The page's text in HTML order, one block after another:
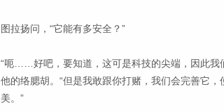
图拉扬问，“它能有多安全？”
“呃……好吧，要知道，这可是科技的尖端，因此我
他的络腮胡。“但是我敢跟你打赌，我们会完善它
美。”